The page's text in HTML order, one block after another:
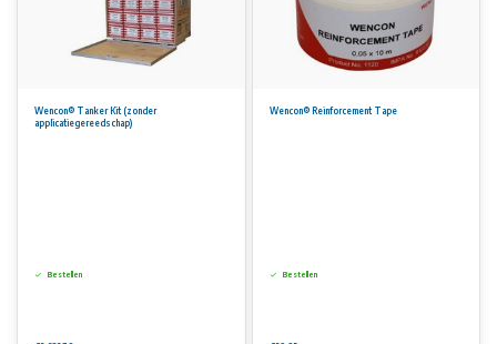
Wencon® Tanker Kit (zonder
applicatiegereedschap)
Bestellen
Wencon® Reinforcement Tape
Bestellen